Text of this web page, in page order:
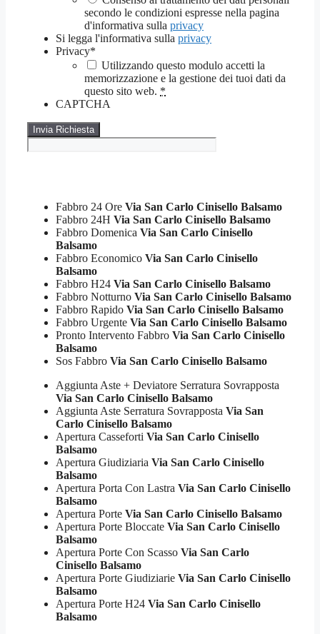
secondo le condizioni espresse nella pagina
d'informativa sulla privacy
Si legga l'informativa sulla privacy
Privacy*
Utilizzando questo modulo accetti la
memorizzazione e la gestione dei tuoi dati da
questo sito web. *
CAPTCHA
Fabbro 24 Ore Via San Carlo Cinisello Balsamo
Fabbro 24H Via San Carlo Cinisello Balsamo
Fabbro Domenica Via San Carlo Cinisello
Balsamo
Fabbro Economico Via San Carlo Cinisello
Balsamo
Fabbro H24 Via San Carlo Cinisello Balsamo
Fabbro Notturno Via San Carlo Cinisello Balsamo
Fabbro Rapido Via San Carlo Cinisello Balsamo
Fabbro Urgente Via San Carlo Cinisello Balsamo
Pronto Intervento Fabbro Via San Carlo Cinisello
Balsamo
Sos Fabbro Via San Carlo Cinisello Balsamo
Aggiunta Aste + Deviatore Serratura Sovrapposta
Via San Carlo Cinisello Balsamo
Aggiunta Aste Serratura Sovrapposta Via San
Carlo Cinisello Balsamo
Apertura Casseforti Via San Carlo Cinisello
Balsamo
Apertura Giudiziaria Via San Carlo Cinisello
Balsamo
Apertura Porta Con Lastra Via San Carlo Cinisello
Balsamo
Apertura Porte Via San Carlo Cinisello Balsamo
Apertura Porte Bloccate Via San Carlo Cinisello
Balsamo
Apertura Porte Con Scasso Via San Carlo
Cinisello Balsamo
Apertura Porte Giudiziarie Via San Carlo Cinisello
Balsamo
Apertura Porte H24 Via San Carlo Cinisello
Balsamo